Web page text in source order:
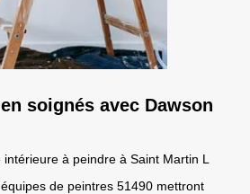
soignés avec Dawson
à peindre à Saint Martin L
de peintres 51490 mettront